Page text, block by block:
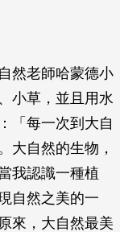
然老師哈蒙德小
小草，並且用水
「每一次到大自
大自然的生物，
我認識一種植
自然之美的一
來，大自然最美